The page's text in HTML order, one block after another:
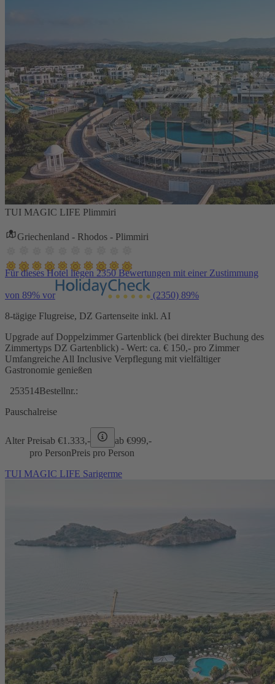
TUI MAGIC LIFE Plimmiri
Griechenland - Rhodos - Plimmiri
Für dieses Hotel liegen 2350 Bewertungen mit einer Zustimmung
von 89% vor (2350) 89%
8-tägige Flugreise, DZ Gartenseite inkl. AI
Upgrade auf Doppelzimmer Gartenblick (bei direkter Buchung des
Zimmertyps DZ Gartenblick) - Wert: ca. € 150,- pro Zimmer
Umfangreiche All Inclusive Verpflegung mit vielfältiger
Gastronomie genießen
253514Bestellnr.:
Pauschalreise
Alter Preisab €1.333,- ab €999,-
pro PersonPreis pro Person
TUI MAGIC LIFE Sarigerme